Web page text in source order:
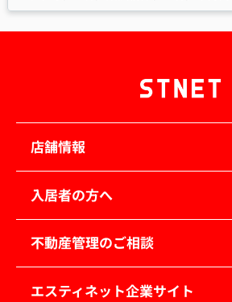
店舗情報
入居者の方へ
不動産管理のご相談
エスティネット企業サイト